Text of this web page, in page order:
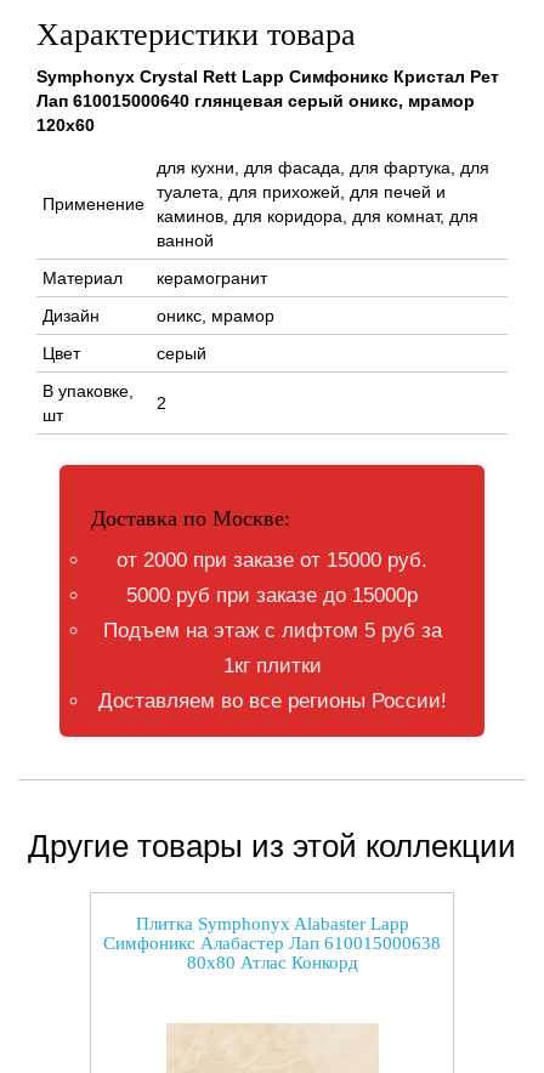
Характеристики товара
Symphonyx Crystal Rett Lapp Симфоникс Кристал Рет
Лап 610015000640 глянцевая серый оникс, мрамор
120x60
Применение
для кухни, для фасада, для фартука, для
туалета, для прихожей, для печей и
каминов, для коридора, для комнат, для
ванной
Материал
керамогранит
Дизайн
оникс, мрамор
Цвет
серый
В упаковке,
шт
2
Доставка по Москве:
от 2000 при заказе от 15000 руб.
5000 руб при заказе до 15000р
Подъем на этаж с лифтом 5 руб за
1кг плитки
Доставляем во все регионы России!
Другие товары из этой коллекции
Плитка Symphonyx Alabaster Lapp
Симфоникс Алабастер Лап 610015000638
80x80 Атлас Конкорд